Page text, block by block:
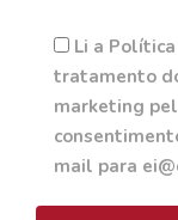
Li a
tratamento
marketing
mail para